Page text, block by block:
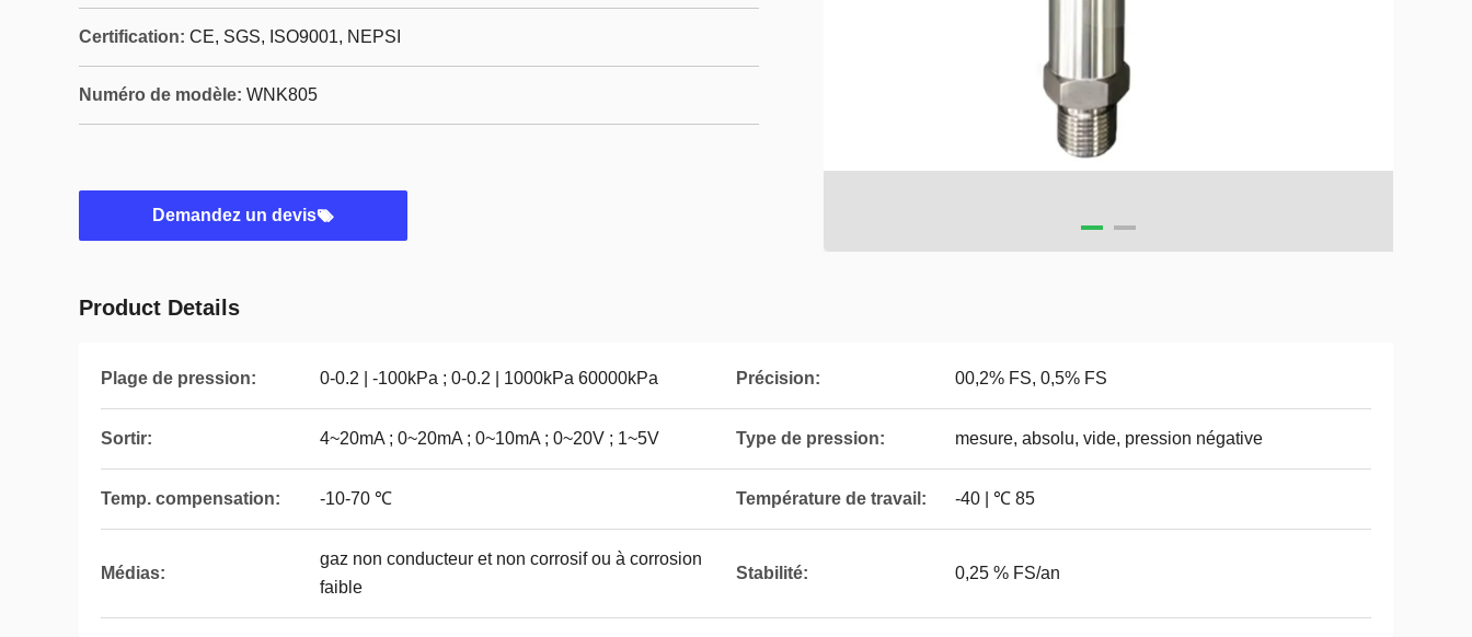
Certification: CE, SGS, ISO9001, NEPSI
Numéro de modèle: WNK805
Demandez un devis
Product Details
Plage de pression: 0-0.2 | -100kPa ; 0-0.2 | 1000kPa 60000kPa Précision: 00,2% FS, 0,5% FS
Sortir: 4~20mA ; 0~20mA ; 0~10mA ; 0~20V ; 1~5V Type de pression: mesure, absolu, vide, pression négative
Temp. compensation: -10-70 ℃ Température de travail: -40 | ℃ 85
Médias:
gaz non conducteur et non corrosif ou à corrosion
faible
Stabilité: 0,25 % FS/an